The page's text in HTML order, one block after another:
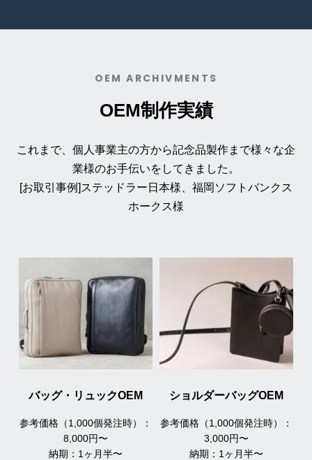
OEM ARCHIVMENTS
OEM制作実績
これまで、個人事業主の方から記念品製作まで様々な企
業様のお手伝いをしてきました。
[お取引事例]ステッドラー日本様、福岡ソフトバンクス
ホークス様
バッグ・リュックOEM
参考価格（1,000個発注時）：
8,000円〜
納期：1ヶ月半〜
ショルダーバッグOEM
参考価格（1,000個発注時）：
3,000円〜
納期：1ヶ月半〜